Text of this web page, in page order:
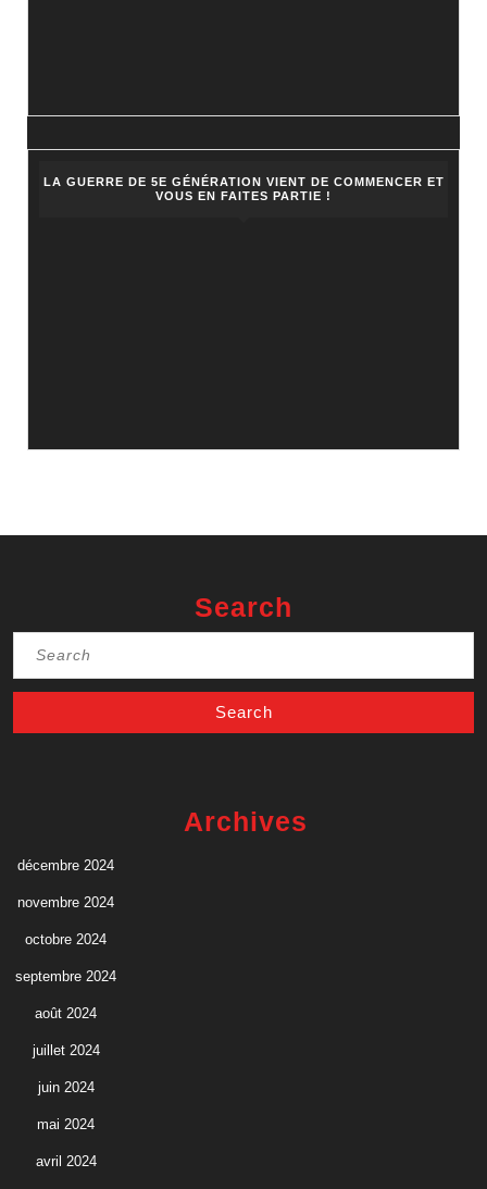
LA GUERRE DE 5E GÉNÉRATION VIENT DE COMMENCER ET
VOUS EN FAITES PARTIE !
Search
Archives
décembre 2024
novembre 2024
octobre 2024
septembre 2024
août 2024
juillet 2024
juin 2024
mai 2024
avril 2024